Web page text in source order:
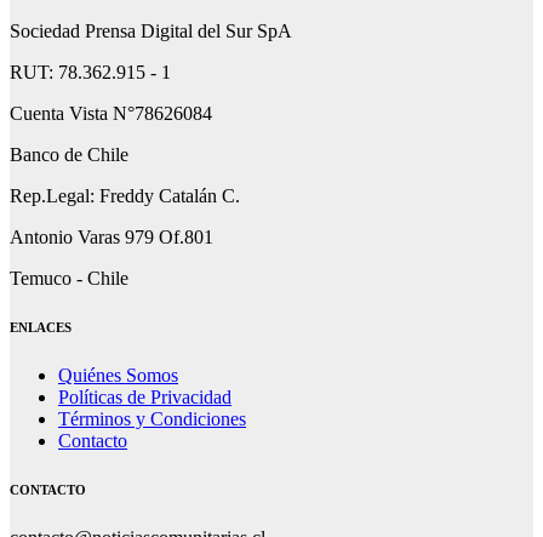
Sociedad Prensa Digital del Sur SpA
RUT: 78.362.915 - 1
Cuenta Vista N°78626084
Banco de Chile
Rep.Legal: Freddy Catalán C.
Antonio Varas 979 Of.801
Temuco - Chile
ENLACES
Quiénes Somos
Políticas de Privacidad
Términos y Condiciones
Contacto
CONTACTO